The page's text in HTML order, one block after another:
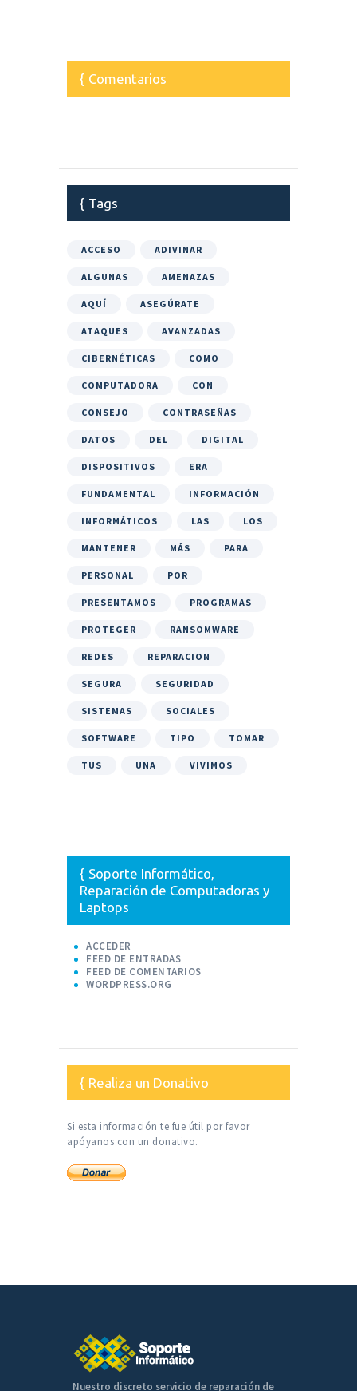
Comentarios
Tags
ACCESO ADIVINAR
ALGUNAS AMENAZAS
AQUÍ ASEGÚRATE
ATAQUES AVANZADAS
CIBERNÉTICAS COMO
COMPUTADORA CON
CONSEJO CONTRASEÑAS
DATOS DEL DIGITAL
DISPOSITIVOS ERA
FUNDAMENTAL INFORMACIÓN
INFORMÁTICOS LAS LOS
MANTENER MÁS PARA
PERSONAL POR
PRESENTAMOS PROGRAMAS
PROTEGER RANSOMWARE
REDES REPARACION
SEGURA SEGURIDAD
SISTEMAS SOCIALES
SOFTWARE TIPO TOMAR
TUS UNA VIVIMOS
Soporte Informático,
Reparación de Computadoras y
Laptops
ACCEDER
FEED DE ENTRADAS
FEED DE COMENTARIOS
WORDPRESS.ORG
Realiza un Donativo
Si esta información te fue útil por favor
apóyanos con un donativo.
Nuestro discreto servicio de reparación de